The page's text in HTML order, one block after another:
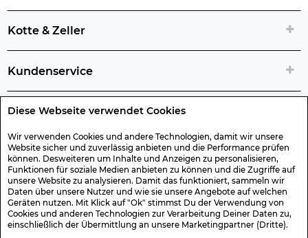
Diese Webseite verwendet Cookies
Wir verwenden Cookies und andere Technologien, damit wir unsere
Website sicher und zuverlässig anbieten und die Performance prüfen
können. Desweiteren um Inhalte und Anzeigen zu personalisieren,
Funktionen für soziale Medien anbieten zu können und die Zugriffe auf
unsere Website zu analysieren. Damit das funktioniert, sammeln wir
Daten über unsere Nutzer und wie sie unsere Angebote auf welchen
Geräten nutzen. Mit Klick auf "Ok" stimmst Du der Verwendung von
Cookies und anderen Technologien zur Verarbeitung Deiner Daten zu,
einschließlich der Übermittlung an unsere Marketingpartner (Dritte).
Kotte & Zeller
Kundenservice
Rechtliche Artikelinfos
Geschenk-Gutscheine
Versand & Rücksendung